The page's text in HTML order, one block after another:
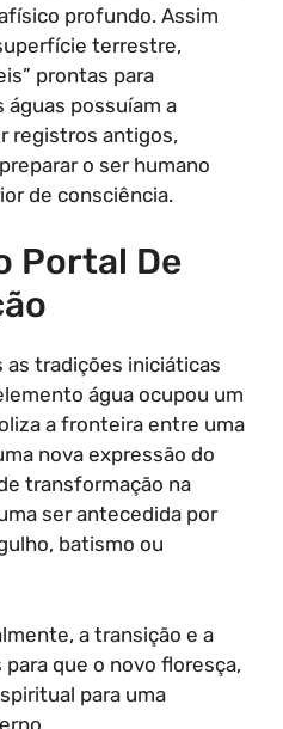
profundo. Assim
terrestre,
prontas para
águas possuíam a
registros antigos,
o ser humano
de consciência.
Portal De
tradições iniciáticas
água ocupou um
a fronteira entre uma
nova expressão do
transformação na
ser antecedida por
batismo ou
a transição e a
que o novo floresça,
para uma